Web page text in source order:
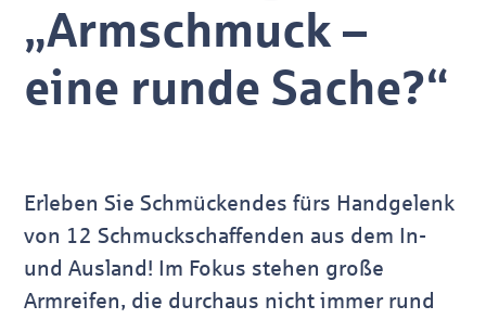
„Armschmuck –
eine runde Sache?“
Erleben Sie Schmückendes fürs Handgelenk
von 12 Schmuckschaffenden aus dem In-
und Ausland! Im Fokus stehen große
Armreifen, die durchaus nicht immer rund